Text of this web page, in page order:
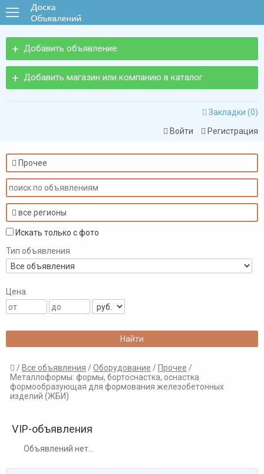
Добавить объявление
Добавить магазин или компанию в каталог
 Закладки (0)
 Войти  Регистрация
 Прочее
 все регионы
Искать только с фото
Тип объявления
Цена
 / Все объявления /Оборудование / Прочее /
Металлоформы: формы, бортоснастка, оснастка
формообразующая для формования железобетонных
изделий (ЖБИ)
VIP-объявления
Объявлений нет...